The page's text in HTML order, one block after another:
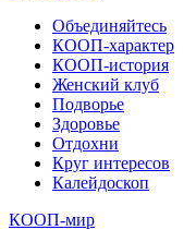
Объединяйтесь
КООП-характер
КООП-история
Женский клуб
Подворье
Здоровье
Отдохни
Круг интересов
Калейдоскоп
КООП-мир